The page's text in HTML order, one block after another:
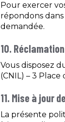
Pour exercer
répondons
demandée.
10.
Vous disposez
(CNIL) – 3
11. Mise à jour
La présente